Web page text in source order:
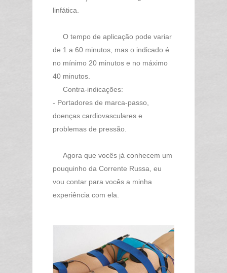
linfática.
O tempo de aplicação pode variar
de 1 a 60 minutos, mas o indicado é
no mínimo 20 minutos e no máximo
40 minutos.
Contra-indicações:
- Portadores de marca-passo,
doenças cardiovasculares e
problemas de pressão.
Agora que vocês já conhecem um
pouquinho da Corrente Russa, eu
vou contar para vocês a minha
experiência com ela.